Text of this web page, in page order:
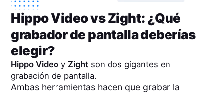
Hippo VideovsZight: ¿Qué
grabador de pantalla deberías
elegir?
Hippo Video y Zight son dos gigantes en
grabación de pantalla.
Ambas herramientas hacen que grabar la